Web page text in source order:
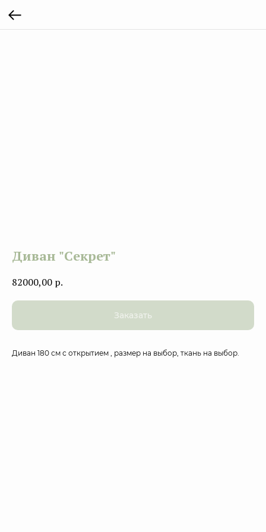
Диван "Секрет"
82000,00 р.
Заказать
Диван 180 см с открытием , размер на выбор, ткань на выбор.